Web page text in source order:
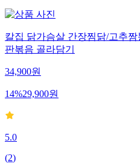
칼집 닭가슴살 간장찜닭/고추
판볶음 골라담기
34,900원
14%29,900원
5.0
(2)